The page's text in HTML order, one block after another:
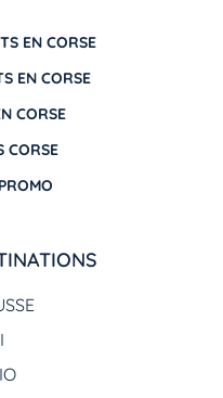
EN CORSE
EN CORSE
CORSE
CORSE